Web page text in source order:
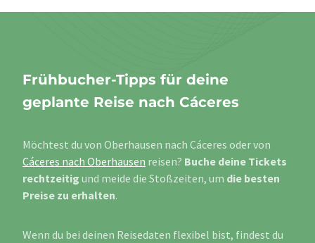
Frühbucher-Tipps für deine
geplante Reise nach Cáceres
Möchtest du von Oberhausen nach Cáceres oder von
Cáceres nach Oberhausen reisen? Buche deine Tickets
rechtzeitig und meide die Stoßzeiten, um die besten
Preise zu erhalten.
Wenn du bei deinen Reisedaten flexibel bist, findest du